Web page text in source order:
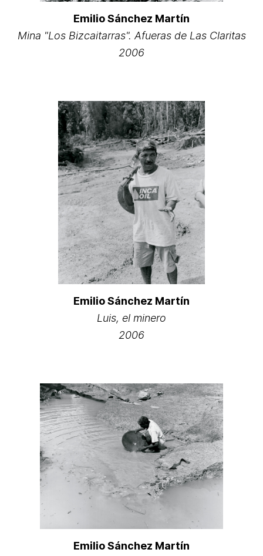
Emilio Sánchez Martín
Mina "Los Bizcaitarras". Afueras de Las Claritas
2006
Emilio Sánchez Martín
Luis, el minero
2006
Emilio Sánchez Martín